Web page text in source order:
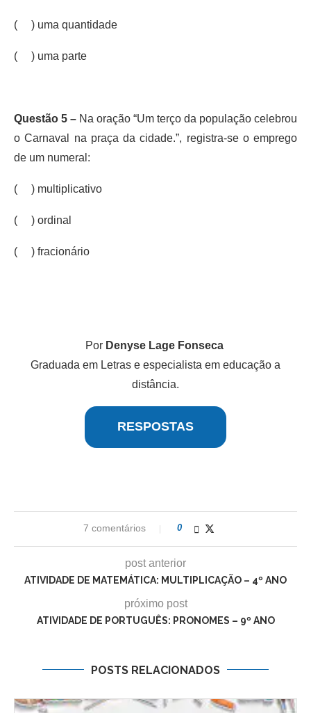
( ) uma quantidade
( ) uma parte
Questão 5 – Na oração “Um terço da população celebrou
o Carnaval na praça da cidade.”, registra-se o emprego
de um numeral:
( ) multiplicativo
( ) ordinal
( ) fracionário
Por Denyse Lage Fonseca
Graduada em Letras e especialista em educação a
distância.
RESPOSTAS
7 comentários 0
post anterior
ATIVIDADE DE MATEMÁTICA: MULTIPLICAÇÃO – 4º ANO
próximo post
ATIVIDADE DE PORTUGUÊS: PRONOMES – 9º ANO
POSTS RELACIONADOS